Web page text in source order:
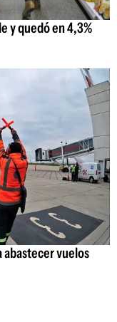
y quedó en 4,3%
vuelos